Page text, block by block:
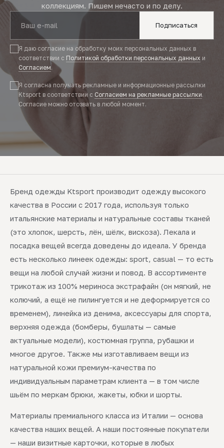
коллекциям. Пишем нечасто и по делу.
Подписаться
Я даю согласие на обработку моих персональных данных в
соответствии с Политикой обработки персональных данных и
Согласием.
Я согласна получать рекламные и информационные рассылки
Ktsport в соответствии с Согласием на рекламные рассылки.
Согласие можно отозвать в любой момент.
Бренд одежды Ktsport производит одежду высокого
качества в России с 2017 года, используя только
итальянские материалы и натуральные составы тканей
(это хлопок, шерсть, лён, шёлк, вискоза). Лекала и
посадка вещей всегда доведены до идеала. У бренда
есть несколько линеек одежды: sport, casual — то есть
вещи на любой случай жизни и повод. В ассортименте
трикотаж из 100% мериноса экстрафайн (он мягкий, не
колючий, а ещё не пилингуется и не деформируется со
временем), линейка из денима, аксессуары для спорта,
верхняя одежда (бомберы, бушлаты — самые
актуальные модели), костюмная группа, рубашки и
многое другое. Также мы изготавливаем вещи из
натуральной кожи премиум-качества по
индивидуальным параметрам клиента — в том числе
шьём по меркам брюки, жакеты, юбки и шорты.
Материалы премиального класса из Италии — основа
качества наших вещей. А наши постоянные покупатели
— наши визитные карточки, которые в любых